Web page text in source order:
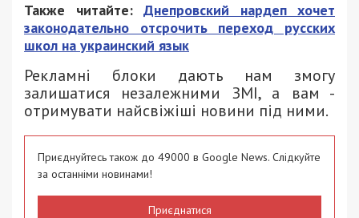
Также читайте: Днепровский нардеп хочет
законодательно отсрочить переход русских
школ на украинский язык
Рекламні блоки дають нам змогу
залишатися незалежними ЗМІ, а вам -
отримувати найсвіжіші новини під ними.
Приєднуйтесь також до 49000 в Google News. Слідкуйте
за останніми новинами!
Приєднатися